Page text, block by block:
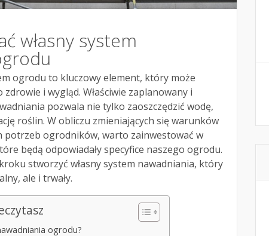
własny system
ogrodu to kluczowy element, który może
zdrowie i wygląd. Właściwie zaplanowany i
pozwala nie tylko zaoszczędzić wodę,
roślin. W obliczu zmieniających się warunków
potrzeb ogrodników, warto zainwestować w
będą odpowiadały specyfice naszego ogrodu.
stworzyć własny system nawadniania, który
ale i trwały.
ogrodu?